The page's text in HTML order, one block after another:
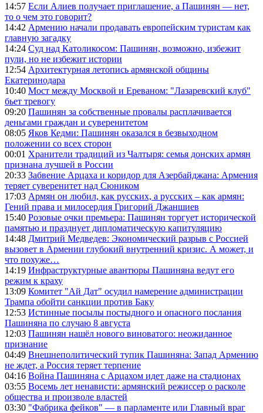
14:57 Если Алиев получает приглашение, а Пашинян — нет,
то о чем это говорит?
14:42 Армению начали продавать европейским туристам как
главную загадку
14:24 Суд над Католикосом: Пашинян, возможно, избежит
пули, но не избежит истории
12:54 Архитектурная летопись армянской общины
Екатеринодара
10:40 Мост между Москвой и Ереваном: "Лазаревский клуб"
бьет тревогу
09:20 Пашинян за собственные провалы расплачивается
деньгами граждан и суверенитетом
08:05 Яков Кедми: Пашинян оказался в безвыходном
положении со всех сторон
00:01 Хранители традиций из Чалтыря: семья донских армян
признана лучшей в России
20:33 Забвение Арцаха и коридор для Азербайджана: Армения
теряет суверенитет над Сюником
17:03 Армян он любил, как русских, а русских – как армян:
Гений права и милосердия Григорий Джаншиев
15:40 Розовые очки премьера: Пашинян торгует исторической
памятью и празднует дипломатическую капитуляцию
14:48 Дмитрий Медведев: Экономический разрыв с Россией
вызовет в Армении глубокий внутренний кризис. А может, и
что похуже…
14:19 Инфраструктурные авантюры Пашиняна ведут его
режим к краху
13:09 Комитет "Ай Дат" осудил намерение администрации
Трампа обойти санкции против Баку
12:53 Истинные посылы постыдного и опасного послания
Пашиняна по случаю 8 августа
12:03 Пашинян нашёл нового виноватого: неожиданное
признание
04:49 Внешнеполитический тупик Пашиняна: Запад Армению
не ждет, а Россия теряет терпение
04:16 Война Пашиняна с Арцахом идет даже на стадионах
03:55 Восемь лет ненависти: армянский режиссер о расколе
общества и произволе властей
03:30 "Фабрика фейков" — в парламенте или Главный враг